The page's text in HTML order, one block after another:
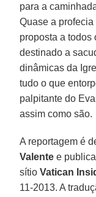
para a
Quase a
proposta a todos
destinado a
dinâmicas da
tudo o que
palpitante do
assim como são.
A reportagem é
Valente e
sítioVatican
11-2013. A